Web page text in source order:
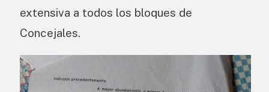
extensiva a todos los bloques de
Concejales.